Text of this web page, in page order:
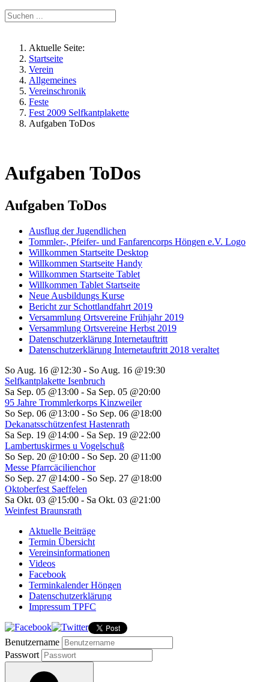
Aktuelle Seite:
Startseite
Verein
Allgemeines
Vereinschronik
Feste
Fest 2009 Selfkantplakette
Aufgaben ToDos
Aufgaben ToDos
Aufgaben ToDos
Ausflug der Jugendlichen
Tommler-, Pfeifer- und Fanfarencorps Höngen e.V. Logo
Willkommen Startseite Desktop
Willkommen Startseite Handy
Willkommen Startseite Tablet
Willkommen Tablet Startseite
Neue Ausbildungs Kurse
Bericht zur Schottlandfahrt 2019
Versammlung Ortsvereine Frühjahr 2019
Versammlung Ortsvereine Herbst 2019
Datenschutzerklärung Internetauftritt
Datenschutzerklärung Internetauftritt 2018 veraltet
So Aug. 16 @12:30 - So Aug. 16 @19:30
Selfkantplakette Isenbruch
Sa Sep. 05 @13:00 - Sa Sep. 05 @20:00
95 Jahre Trommlerkorps Kinzweiler
So Sep. 06 @13:00 - So Sep. 06 @18:00
Dekanatsschützenfest Hastenrath
Sa Sep. 19 @14:00 - Sa Sep. 19 @22:00
Lambertuskirmes u Vogelschuß
So Sep. 20 @10:00 - So Sep. 20 @11:00
Messe Pfarrcäcilienchor
So Sep. 27 @14:00 - So Sep. 27 @18:00
Oktoberfest Saeffelen
Sa Okt. 03 @15:00 - Sa Okt. 03 @21:00
Weinfest Braunsrath
Aktuelle Beiträge
Termin Übersicht
Vereinsinformationen
Videos
Facebook
Terminkalender Höngen
Datenschutzerklärung
Impressum TPFC
Benutzername
Passwort